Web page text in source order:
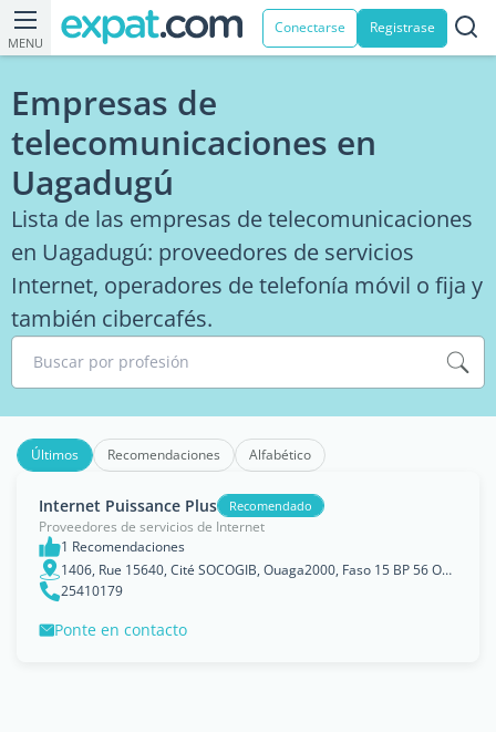
MENU
Conectarse Registrase
Empresas de
telecomunicaciones en
Uagadugú
Lista de las empresas de telecomunicaciones
en Uagadugú: proveedores de servicios
Internet, operadores de telefonía móvil o fija y
también cibercafés.
Buscar por profesión
Últimos Recomendaciones Alfabético
Internet Puissance Plus Recomendado
Proveedores de servicios de Internet
1 Recomendaciones
1406, Rue 15640, Cité SOCOGIB, Ouaga2000, Faso 15 BP 56 Ouaga 15
25410179
Ponte en contacto